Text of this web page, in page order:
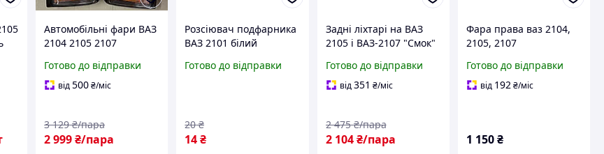
Автомобільні фари ВАЗ
2104 2105 2107
Готово до відправки
від500₴/міс
2 999₴/пара
3 129 ₴/пара
Розсіювач подфарника
ВАЗ 2101 білий
Готово до відправки
14₴
20 ₴
Задні ліхтарі на ВАЗ
2105 і ВАЗ-2107 "Смок"
Готово до відправки
від351 ₴/міс
2 104 ₴/пара
2 475 ₴/пара
Фара права ваз 2104,
2105, 2107
Готово до відправки
від 192 ₴/міс
1 150₴